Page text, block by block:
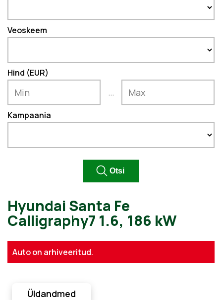
Veoskeem
Hind (EUR)
...
Kampaania
Hyundai Santa Fe
Auto on arhiveeritud.
Üldandmed